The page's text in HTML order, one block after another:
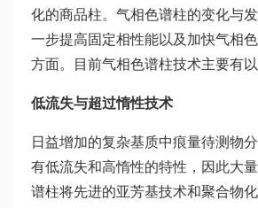
化的商品柱。气相色谱柱的变化与
一步提高固定相性能以及加快气相
方面。目前气相色谱柱技术主要有以
低流失与超过惰性技术
日益增加的复杂基质中痕量待测物
有低流失和高惰性的特性，因此大
谱柱将先进的亚芳基技术和聚合物